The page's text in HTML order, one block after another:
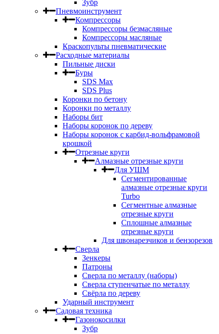
Зубр
Пневмоинструмент
Компрессоры
Компрессоры безмасляные
Компрессоры масляные
Краскопульты пневматические
Расходные материалы
Пильные диски
Буры
SDS Max
SDS Plus
Коронки по бетону
Коронки по металлу
Наборы бит
Наборы коронок по дереву
Наборы коронок с карбид-вольфрамовой
крошкой
Отрезные круги
Алмазные отрезные круги
Для УШМ
Сегментированные
алмазные отрезные круги
Turbo
Сегментные алмазные
отрезные круги
Сплошные алмазные
отрезные круги
Для швонарезчиков и бензорезов
Сверла
Зенкеры
Патроны
Сверла по металлу (наборы)
Сверла ступенчатые по металлу
Свёрла по дереву
Ударный инструмент
Садовая техника
Газонокосилки
Зубр